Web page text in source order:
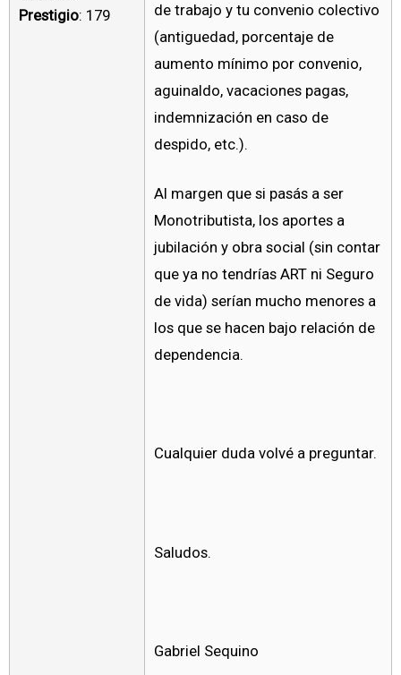
Prestigio: 179
de trabajo y tu convenio colectivo
(antiguedad, porcentaje de
aumento mínimo por convenio,
aguinaldo, vacaciones pagas,
indemnización en caso de
despido, etc.).
Al margen que si pasás a ser
Monotributista, los aportes a
jubilación y obra social (sin contar
que ya no tendrías ART ni Seguro
de vida) serían mucho menores a
los que se hacen bajo relación de
dependencia.
Cualquier duda volvé a preguntar.
Saludos.
Gabriel Sequino